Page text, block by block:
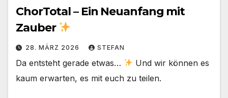
ChorTotal – Ein Neuanfang mit
Zauber
28. MÄRZ 2026 STEFAN
Da entsteht gerade etwas…
Und wir können es
kaum erwarten, es mit euch zu teilen.